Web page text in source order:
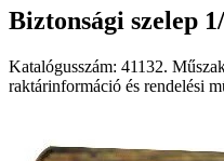
Biztonsági szelep
Katalógusszám: 41132.
raktárinformáció és rendelési